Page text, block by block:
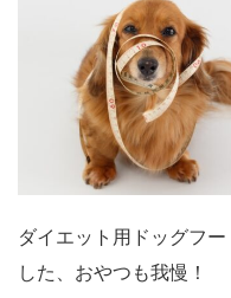
ダイエット用ドッグフ
した、おやつも我慢！